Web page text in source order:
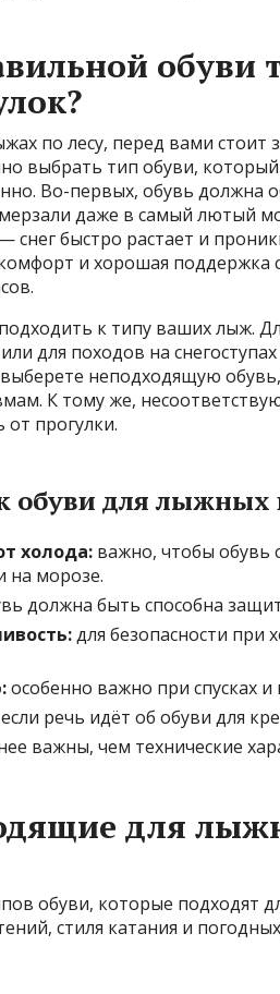
обуви
по лесу, перед вами стоит
выбрать тип обуви, который
Во-первых, обувь должна
даже в самый лютый
быстро растает и
и хорошая поддержка
к типу ваших лыж.
для походов на
неподходящую
К тому же,
прогулки.
обуви для лыжных
холода: важно, чтобы обувь
на морозе.
должна быть способна
для безопасности при
особенно важно при спусках и
если речь идёт об обуви для
важны, чем технические
для
обуви, которые подходят
стиля катания и